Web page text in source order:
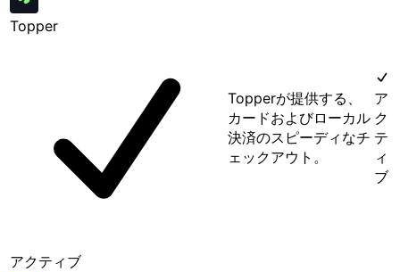
Topper
アクティブ
Topperが提供する、
カードおよびローカル
決済のスピーディなチ
ェックアウト。
ア
ク
テ
ィ
ブ